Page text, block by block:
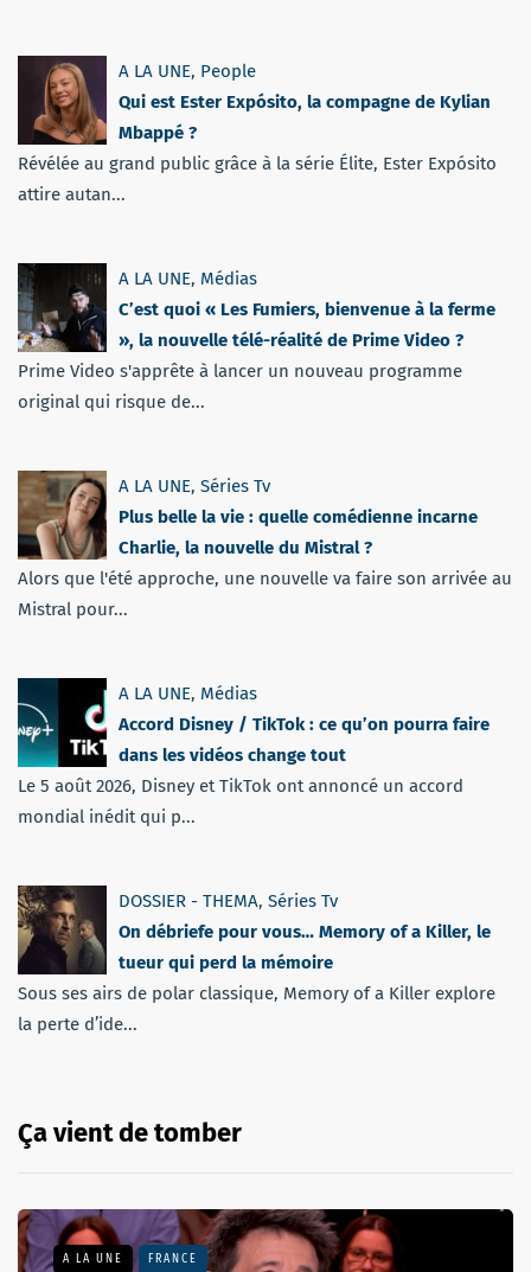
A LA UNE, People
Qui est Ester Expósito, la compagne de Kylian
Mbappé ?
Révélée au grand public grâce à la série Élite, Ester Expósito
attire autan...
A LA UNE, Médias
C’est quoi « Les Fumiers, bienvenue à la ferme
», la nouvelle télé-réalité de Prime Video ?
Prime Video s'apprête à lancer un nouveau programme
original qui risque de...
A LA UNE, Séries Tv
Plus belle la vie : quelle comédienne incarne
Charlie, la nouvelle du Mistral ?
Alors que l'été approche, une nouvelle va faire son arrivée au
Mistral pour...
A LA UNE, Médias
Accord Disney / TikTok : ce qu’on pourra faire
dans les vidéos change tout
Le 5 août 2026, Disney et TikTok ont annoncé un accord
mondial inédit qui p...
DOSSIER - THEMA, Séries Tv
On débriefe pour vous… Memory of a Killer, le
tueur qui perd la mémoire
Sous ses airs de polar classique, Memory of a Killer explore
la perte d’ide...
Ça vient de tomber
A LA UNE FRANCE